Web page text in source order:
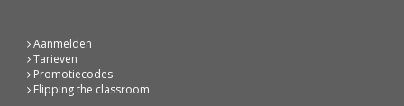
Aanmelden
Tarieven
Promotiecodes
Flipping the classroom